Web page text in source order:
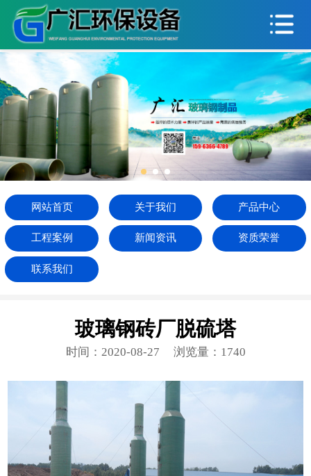
关于我们
产品中心
工程案例
新闻资讯
资质荣誉
联系我们
网站首页 关于我们 产品中心
工程案例 新闻资讯 资质荣誉
联系我们
玻璃钢砖厂脱硫塔
时间：2020-08-27 浏览量：1740